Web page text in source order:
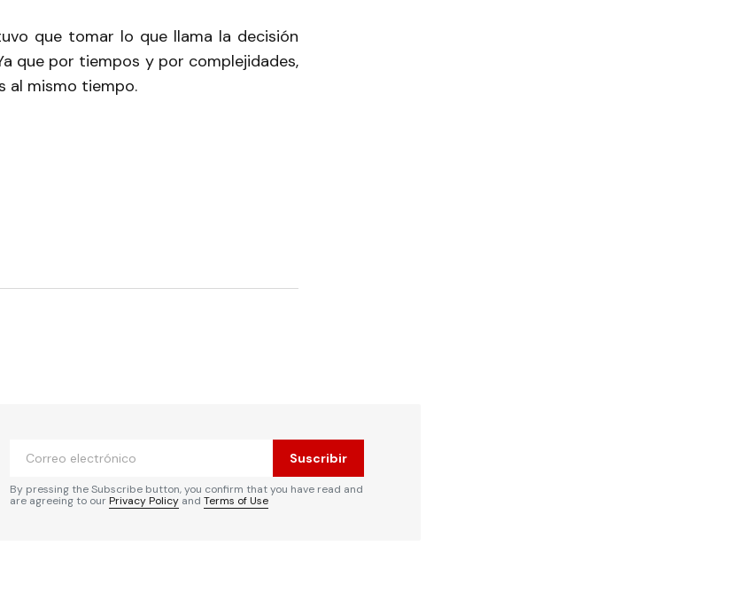
que tomar lo que llama la decisión
que por tiempos y por complejidades,
al mismo tiempo.
Suscribir
By pressing the Subscribe button, you confirm that you have read and
are agreeing to ourPrivacy Policy and Terms of Use